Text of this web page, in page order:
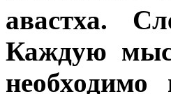
авастха.
Каждую
необходимо